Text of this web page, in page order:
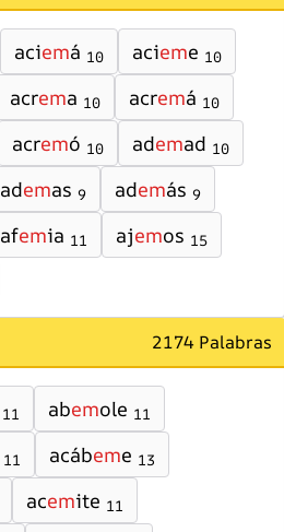
aciemá 10 acieme 10
acrema 10 acremá 10
acremó 10 ademad 10
ademas 9 además 9
afemia 11 ajemos 15
2174 Palabras
11 abemole 11
11 acábeme 13
acemite 11